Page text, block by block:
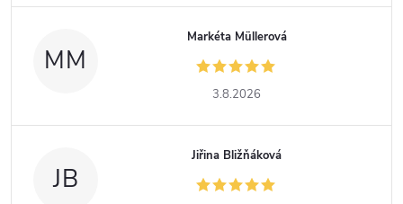
MM
Markéta Müllerová
3.8.2026
JB
Jiřina Bližňáková